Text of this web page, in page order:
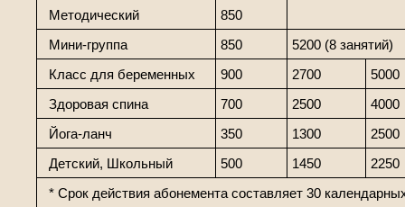
Методический
850
Мини-группа
850
5200 (8 занятий)
Класс для беременных
900 2700
5000
Здоровая спина
700 2500
4000
Йога-ланч
350 1300
2500
Детский, Школьный
500 1450
2250
* Срок действия абонемента составляет 30